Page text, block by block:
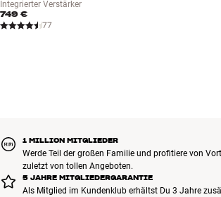
Integrierter Verstärker
749 €
77
1 MILLION MITGLIEDER
Werde Teil der großen Familie und profitiere von
zuletzt von tollen Angeboten.
5 JAHRE MITGLIEDERGARANTIE
Als Mitglied im Kundenklub erhältst Du 3 Jahre